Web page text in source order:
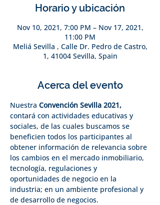
Horario y ubicación
Nov 10, 2021, 7:00 PM – Nov 17, 2021,
11:00 PM
Meliá Sevilla , Calle Dr. Pedro de Castro,
1, 41004 Sevilla, Spain
Acerca del evento
Nuestra Convención Sevilla 2021,
contará con actividades educativas y
sociales, de las cuales buscamos se
beneficien todos los participantes al
obtener información de relevancia sobre
los cambios en el mercado inmobiliario,
tecnología, regulaciones y
oportunidades de negocio en la
industria; en un ambiente profesional y
de desarrollo de negocios.